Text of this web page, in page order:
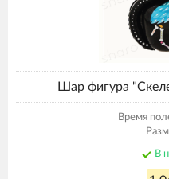
Шар фигура
Время
В